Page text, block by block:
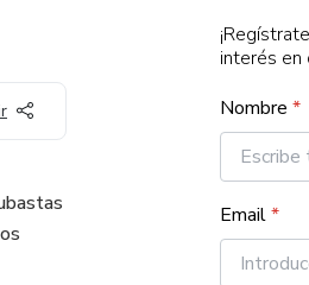
interés en
Nombre *
Email*